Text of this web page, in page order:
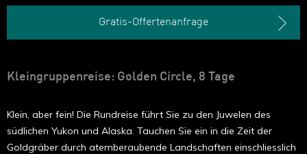
Gratis-Offertenanfrage
Kleingruppenreise: Golden Circle, 8 Tage
Klein, aber fein! Die Rundreise führt Sie zu den Juwelen des
südlichen Yukon und Alaska. Tauchen Sie ein in die Zeit der
Goldgräber durch atemberaubende Landschaften einschliesslich